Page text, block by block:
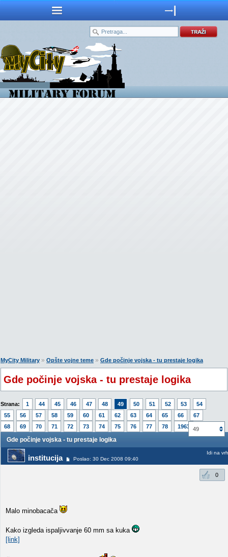
MyCity Military » Opšte vojne teme » Gde počinje vojska - tu prestaje logika
Gde počinje vojska - tu prestaje logika
Strana: 1 44 45 46 47 48 49 50 51 52 53
54
55
56 57 58 59 60 61 62 63 64 65 66
67
68
69 70 71 72 73 74 75 76 77 78 1963 49
Gde počinje vojska - tu prestaje logika
institucija Poslao: 30 Dec 2008 09:40
Idi na vrh
0
Malo minobacača
Kako izgleda ispaljivvanje 60 mm sa kuka
[link]